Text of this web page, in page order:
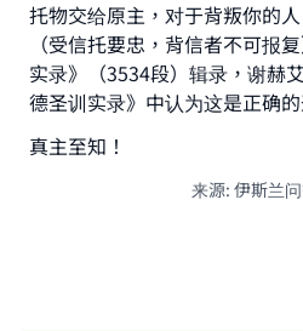
托物交给原主，对于背叛你的
（受信托要忠，背信者不可报
实录》（3534段）辑录，谢赫
德圣训实录》中认为这是正确的
真主至知！
来源: 伊斯兰